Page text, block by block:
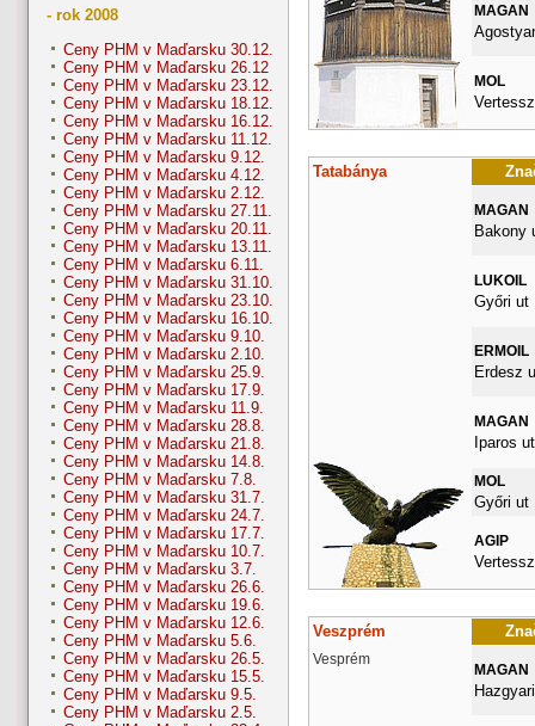
- rok 2008
Ceny PHM v Maďarsku 30.12.
Ceny PHM v Maďarsku 26.12
Ceny PHM v Maďarsku 23.12.
Ceny PHM v Maďarsku 18.12.
Ceny PHM v Maďarsku 16.12.
Ceny PHM v Maďarsku 11.12.
Ceny PHM v Maďarsku 9.12.
Ceny PHM v Maďarsku 4.12.
Ceny PHM v Maďarsku 2.12.
Ceny PHM v Maďarsku 27.11.
Ceny PHM v Maďarsku 20.11.
Ceny PHM v Maďarsku 13.11.
Ceny PHM v Maďarsku 6.11.
Ceny PHM v Maďarsku 31.10.
Ceny PHM v Maďarsku 23.10.
Ceny PHM v Maďarsku 16.10.
Ceny PHM v Maďarsku 9.10.
Ceny PHM v Maďarsku 2.10.
Ceny PHM v Maďarsku 25.9.
Ceny PHM v Maďarsku 17.9.
Ceny PHM v Maďarsku 11.9.
Ceny PHM v Maďarsku 28.8.
Ceny PHM v Maďarsku 21.8.
Ceny PHM v Maďarsku 14.8.
Ceny PHM v Maďarsku 7.8.
Ceny PHM v Maďarsku 31.7.
Ceny PHM v Maďarsku 24.7.
Ceny PHM v Maďarsku 17.7.
Ceny PHM v Maďarsku 10.7.
Ceny PHM v Maďarsku 3.7.
Ceny PHM v Maďarsku 26.6.
Ceny PHM v Maďarsku 19.6.
Ceny PHM v Maďarsku 12.6.
Ceny PHM v Maďarsku 5.6.
Ceny PHM v Maďarsku 26.5.
Ceny PHM v Maďarsku 15.5.
Ceny PHM v Maďarsku 9.5.
Ceny PHM v Maďarsku 2.5.
MAGAN
MOL
Tatabánya
MAGAN
Bakony
LUKOIL
Győri ut
ERMOIL
Erdesz
MAGAN
Iparos
MOL
Győri ut
AGIP
Veszprém
Vesprém
MAGAN